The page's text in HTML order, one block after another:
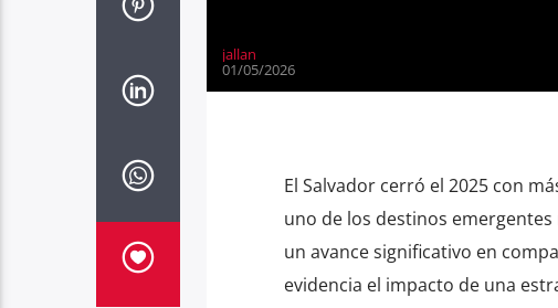
jallan
01/05/2026
El Salvador cerró el 2025 con
uno de los destinos
un avance significativo en
evidencia el impacto de una